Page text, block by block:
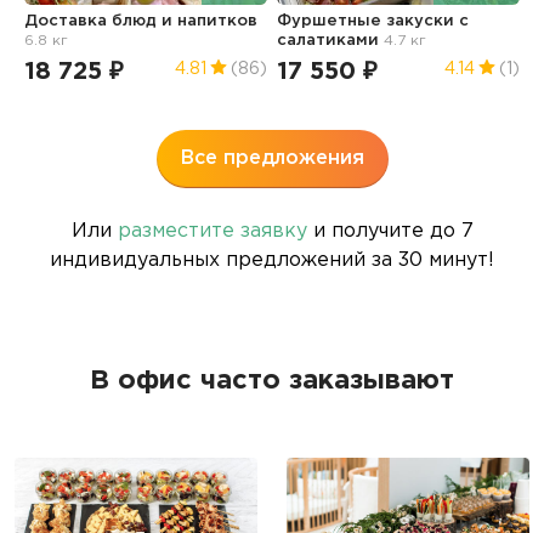
Доставка блюд и напитков
6.8 кг
18 725 ₽ 4.81 (86)
Фуршетные закуски с
салатиками4.7 кг
17 550 ₽ 4.14 (1)
Все предложения
Или разместите заявкуи получите до 7
индивидуальных предложений за 30 минут!
В офис часто заказывают